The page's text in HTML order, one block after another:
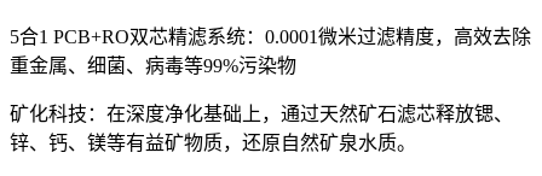
5合1 PCB+RO双芯精滤系统：0.0001微米过滤精度，高效去除
重金属、细菌、病毒等99%污染物
矿化科技：在深度净化基础上，通过天然矿石滤芯释放锶、
锌、钙、镁等有益矿物质，还原自然矿泉水质。